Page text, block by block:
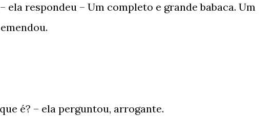
ela respondeu – Um completo e grande babaca. Um
é? – ela perguntou, arrogante.